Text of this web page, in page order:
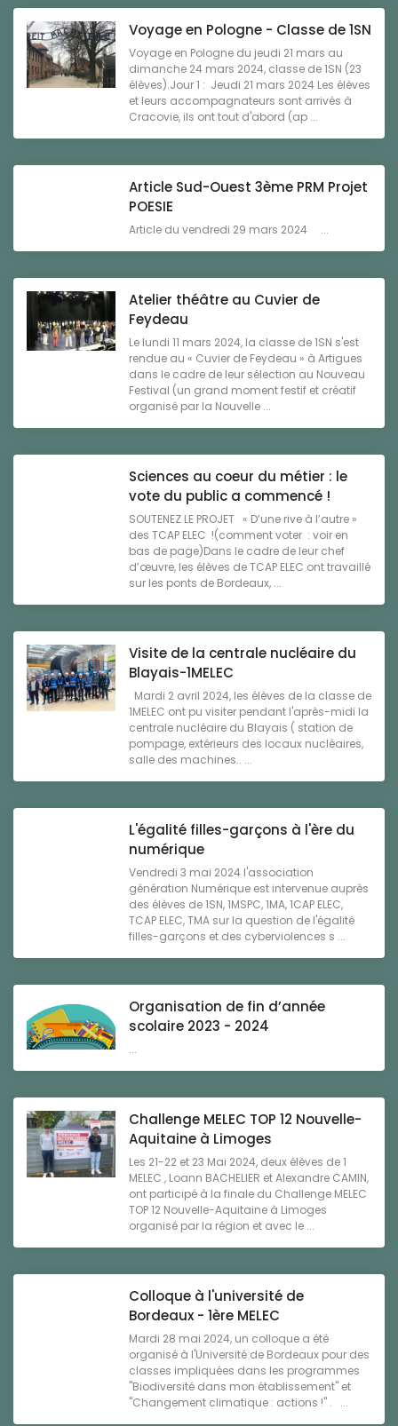
Voyage en Pologne - Classe de 1SN
Voyage en Pologne du jeudi 21 mars au
dimanche 24 mars 2024, classe de 1SN (23
élèves).Jour 1 : Jeudi 21 mars 2024 Les élèves
et leurs accompagnateurs sont arrivés à
Cracovie, ils ont tout d'abord (ap ...
Article Sud-Ouest 3ème PRM Projet
POESIE
Article du vendredi 29 mars 2024 ...
Atelier théâtre au Cuvier de
Feydeau
Le lundi 11 mars 2024, la classe de 1SN s'est
rendue au « Cuvier de Feydeau » à Artigues
dans le cadre de leur sélection au Nouveau
Festival (un grand moment festif et créatif
organisé par la Nouvelle ...
Sciences au coeur du métier : le
vote du public a commencé !
SOUTENEZ LE PROJET « D’une rive à l’autre »
des TCAP ELEC !(comment voter : voir en
bas de page)Dans le cadre de leur chef
d’œuvre, les élèves de TCAP ELEC ont travaillé
sur les ponts de Bordeaux, ...
Visite de la centrale nucléaire du
Blayais-1MELEC
Mardi 2 avril 2024, les élèves de la classe de
1MELEC ont pu visiter pendant l'après-midi la
centrale nucléaire du Blayais ( station de
pompage, extérieurs des locaux nucléaires,
salle des machines.. ...
L'égalité filles-garçons à l'ère du
numérique
Vendredi 3 mai 2024 l'association
génération Numérique est intervenue auprès
des élèves de 1SN, 1MSPC, 1MA, 1CAP ELEC,
TCAP ELEC, TMA sur la question de l'égalité
filles-garçons et des cyberviolences s ...
Organisation de fin d’année
scolaire 2023 - 2024
...
Challenge MELEC TOP 12 Nouvelle-
Aquitaine à Limoges
Les 21-22 et 23 Mai 2024, deux élèves de 1
MELEC , Loann BACHELIER et Alexandre CAMIN,
ont participé à la finale du Challenge MELEC
TOP 12 Nouvelle-Aquitaine à Limoges
organisé par la région et avec le ...
Colloque à l'université de
Bordeaux - 1ère MELEC
Mardi 28 mai 2024, un colloque a été
organisé à l'Université de Bordeaux pour des
classes impliquées dans les programmes
"Biodiversité dans mon établissement" et
"Changement climatique : actions !" . ...